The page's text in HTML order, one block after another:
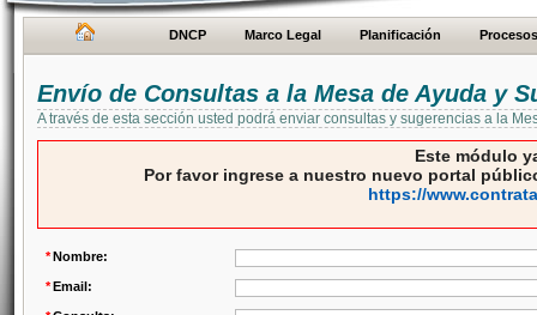
DNCP Marco Legal Planificación Procesos
Envío de Consultas a la Mesa de Ayuda y
A través de esta sección usted podrá enviar consultas y sugerencias a la
Este módulo
Por favor ingrese a nuestro nuevo portal
https://
*Nombre:
*Email: